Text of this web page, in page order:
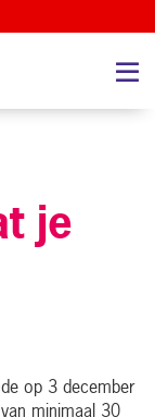
je
op 3 december
minimaal 30